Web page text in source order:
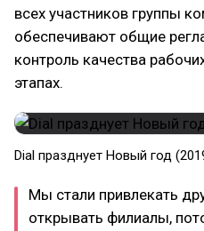
всех участников группы
обеспечивают общие
контроль качества
этапах.
Dial празднует Новый год
Мы стали привлекать
открывать филиалы,